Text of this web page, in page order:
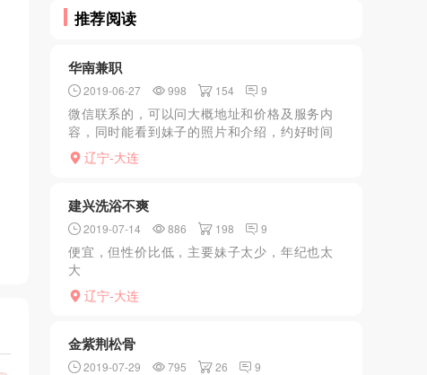
推荐阅读
华南兼职
2019-06-27 998 154 9
微信联系的，可以问大概地址和价格及服务内
容，同时能看到妹子的照片和介绍，约好时间
后就开车去往华南润泽园住宅区，车停好后微
信再次联系，会告诉具体的楼号和单元门号
辽宁-大连
建兴洗浴不爽
2019-07-14 886 198 9
便宜，但性价比低，主要妹子太少，年纪也太
大
辽宁-大连
金紫荆松骨
2019-07-29 795 26 9